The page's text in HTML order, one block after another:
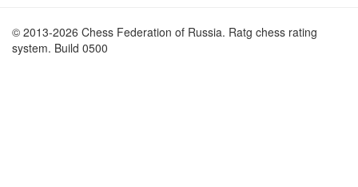
© 2013-2026 Chess Federation of Russia. Ratg chess rating
system. Build 0500